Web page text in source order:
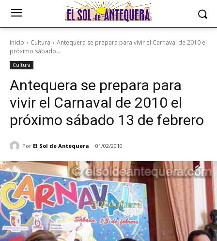
Inicio Cultura
Antequera se prepara para vivir el Carnaval de 2010 el
próximo sábado...
Cultura
Antequera se prepara para
vivir el Carnaval de 2010 el
próximo sábado 13 de febrero
Por El Sol de Antequera 01/02/2010